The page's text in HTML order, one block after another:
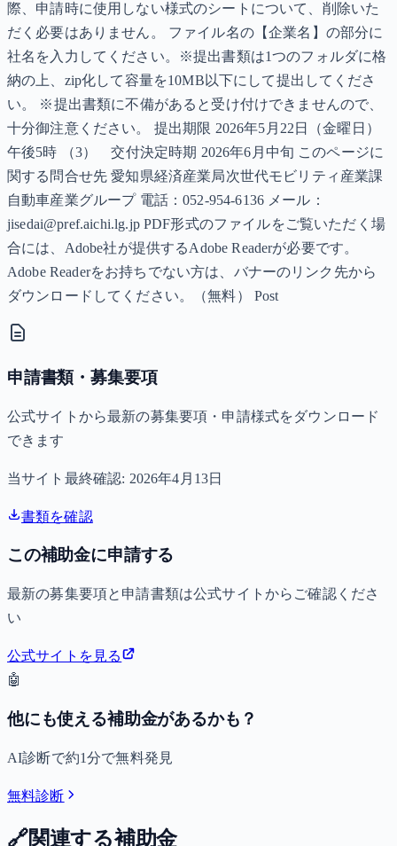
際、申請時に使用しない様式のシートについて、削除いた
だく必要はありません。 ファイル名の【企業名】の部分に
社名を入力してください。​ ※提出書類は1つのフォルダに格
納の上、zip化して容量を10MB以下にして提出してくださ
い。 ※提出書類に不備があると受け付けできませんので、
十分御注意ください。 提出期限 2026年5月22日（金曜日）
午後5時 （3） 交付決定時期 2026年6月中旬 このページに
関する問合せ先 愛知県経済産業局次世代モビリティ産業課
自動車産業グループ 電話：052-954-6136 メール：
jisedai@pref.aichi.lg.jp PDF形式のファイルをご覧いただく場
合には、Adobe社が提供するAdobe Readerが必要です。
Adobe Readerをお持ちでない方は、バナーのリンク先から
ダウンロードしてください。（無料） Post
申請書類・募集要項
公式サイトから最新の募集要項・申請様式をダウンロード
できます
当サイト最終確認: 2026年4月13日
書類を確認
この補助金に申請する
最新の募集要項と申請書類は公式サイトからご確認くださ
い
公式サイトを見る
🤖
他にも使える補助金があるかも？
AI診断で約1分で無料発見
無料診断
🔗関連する補助金